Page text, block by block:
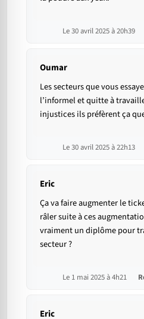
Le 30 avril 2025 à 20h39
Oumar
Les secteurs que vous
l’informel et quitte à
injustices ils préfèrent ça
Le 30 avril 2025 à 22h13
Eric
Ça va faire augmenter le
râler suite à ces
vraiment un diplôme pour
secteur ?
Le 1 mai 2025 à 4h21
Eric